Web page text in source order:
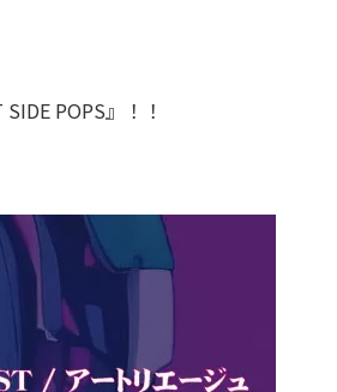
POPS』！！